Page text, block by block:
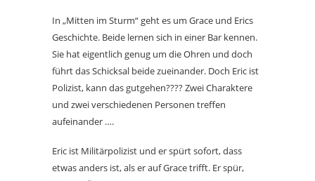
In „Mitten im Sturm“ geht es um Grace und Erics
Geschichte. Beide lernen sich in einer Bar kennen.
Sie hat eigentlich genug um die Ohren und doch
führt das Schicksal beide zueinander. Doch Eric ist
Polizist, kann das gutgehen???? Zwei Charaktere
und zwei verschiedenen Personen treffen
aufeinander ….
Eric ist Militärpolizist und er spürt sofort, dass
etwas anders ist, als er auf Grace trifft. Er spür,